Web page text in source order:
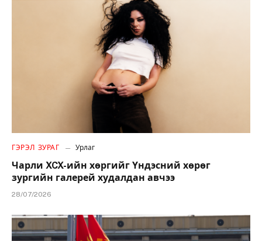
ГЭРЭЛ ЗУРАГ Урлаг
Чарли XCX-ийн хөргийг Үндэсний хөрөг
зургийн галерей худалдан авчээ
28/07/2026